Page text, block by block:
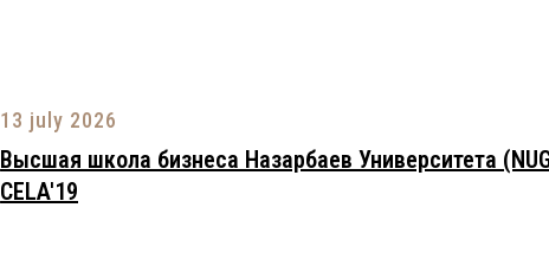
13 july 2026
Высшая школа бизнеса Назарбаев Университета
CELA'19